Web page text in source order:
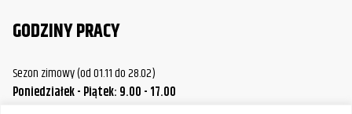
GODZINY PRACY
Sezon zimowy (od 01.11 do 28.02)
Poniedziałek - Piątek: 9.00 - 17.00